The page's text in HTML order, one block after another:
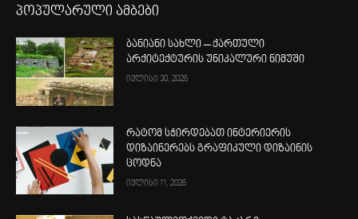
პოპულარული ამბები
ბანიანი სახლი – ქართული
არქიტექტურის უნიკალური ნიმუში
ივლისი 30, 2026
რატომ სჭირდებათ ინტერიერის
დიზაინერებს გრაფიკული დიზაინის
ცოდნა
ივლისი 11, 2026